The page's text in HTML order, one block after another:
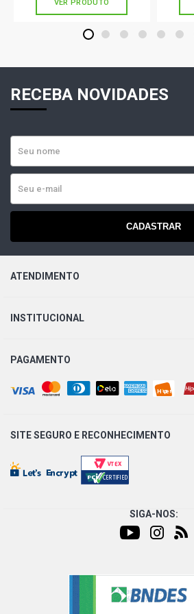
VER PRODUTO
1 2 3 4 5 6
RECEBA NOVIDADES
CADASTRAR
ATENDIMENTO
INSTITUCIONAL
PAGAMENTO
SITE SEGURO E RECONHECIMENTO
SIGA-NOS: